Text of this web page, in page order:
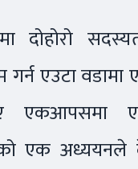
दोहोरो
एउटा वडामा
एकआपसमा
एक अध्ययनले